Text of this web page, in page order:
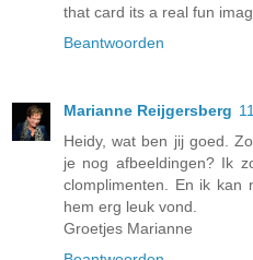
that card its a real fun
Beantwoorden
Marianne Reijgersberg
Heidy, wat ben jij goed.
je nog afbeeldingen? Ik
clomplimenten. En ik kan
hem erg leuk vond.
Groetjes Marianne